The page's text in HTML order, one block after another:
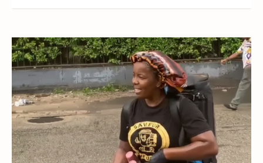
FINTECH , TECH AFRIQUE
Mobile money, cryptomonnaie : PayPal abat
deux cartes maîtresses pour s’imposer en
Afrique